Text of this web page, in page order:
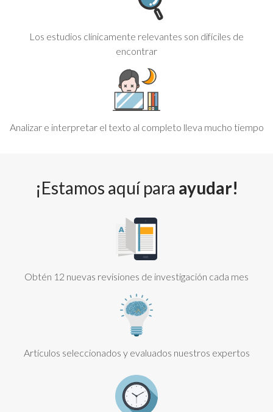
Los estudios clínicamente relevantes son difíciles de
encontrar
Analizar e interpretar el texto al completo lleva mucho tiempo
¡Estamos aquí para ayudar!
Obtén 12 nuevas revisiones de investigación cada mes
Artículos seleccionados y evaluados nuestros expertos